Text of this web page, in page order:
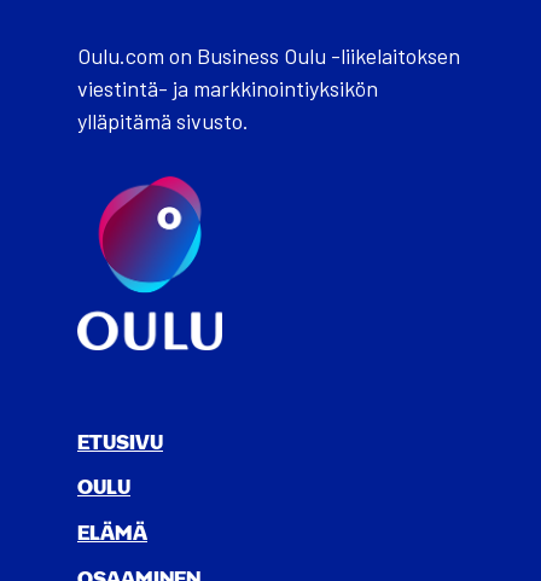
Oulu.com on Business Oulu -liikelaitoksen
viestintä- ja markkinointiyksikön
ylläpitämä sivusto.
ETUSIVU
OULU
ELÄ­MÄ